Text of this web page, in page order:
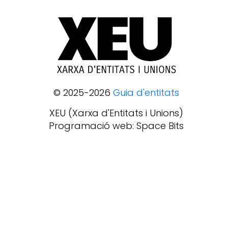
© 2025-2026 Guia d'entitats
XEU (Xarxa d'Entitats i Unions)
Programació web: Space Bits